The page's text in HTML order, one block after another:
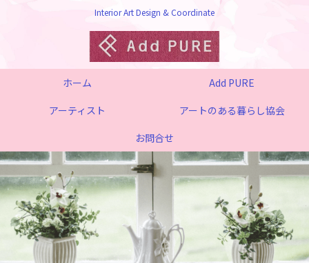
Interior Art Design & Coordinate
ホーム
Add PURE
アーティスト
アートのある暮らし協会
お問合せ